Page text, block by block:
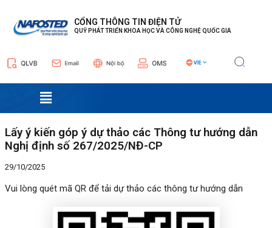
CỔNG THÔNG TIN ĐIỆN TỬ
QUỸ PHÁT TRIỂN KHOA HỌC VÀ CÔNG NGHỆ QUỐC GIA
Menu
Lấy ý kiến góp ý dự thảo các Thông tư hướng dẫn
Nghị định số 267/2025/NĐ-CP
29/10/2025
Vui lòng quét mã QR để tải dự thảo các thông tư hướng dẫn
hướng
bài